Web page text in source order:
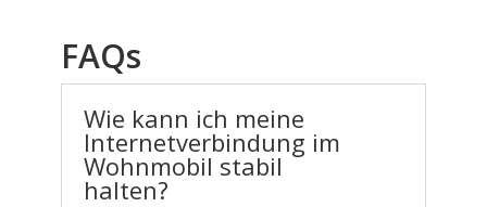
FAQs
Wie kann ich meine
Internetverbindung im
Wohnmobil stabil
halten?